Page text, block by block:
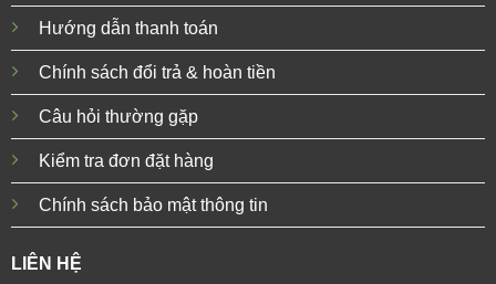
Hướng dẫn thanh toán
Chính sách đổi trả & hoàn tiền
Câu hỏi thường gặp
Kiểm tra đơn đặt hàng
Chính sách bảo mật thông tin
LIÊN HỆ